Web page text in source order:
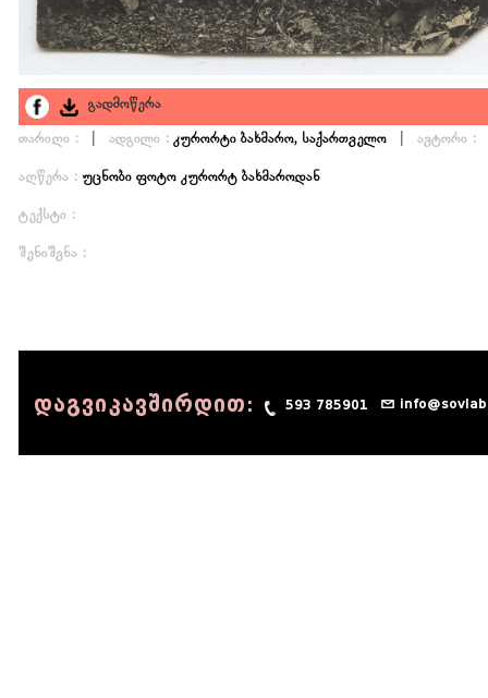
გადმოწერა
თარიღი : | ადგილი : კურორტი ბახმარო, საქართველო | ავტორი :
აღწერა : უცნობი ფოტო კურორტ ბახმაროდან
ტექსტი :
შენიშვნა :
დაგვიკავშირდით: 593 785901